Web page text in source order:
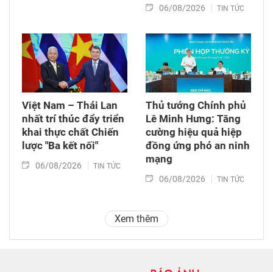
06/08/2026 TIN TỨC
Việt Nam – Thái Lan
nhất trí thúc đẩy triển
khai thực chất Chiến
lược "Ba kết nối"
06/08/2026 TIN TỨC
Thủ tướng Chính phủ
Lê Minh Hưng: Tăng
cường hiệu quả hiệp
đồng ứng phó an ninh
mạng
06/08/2026 TIN TỨC
Xem thêm